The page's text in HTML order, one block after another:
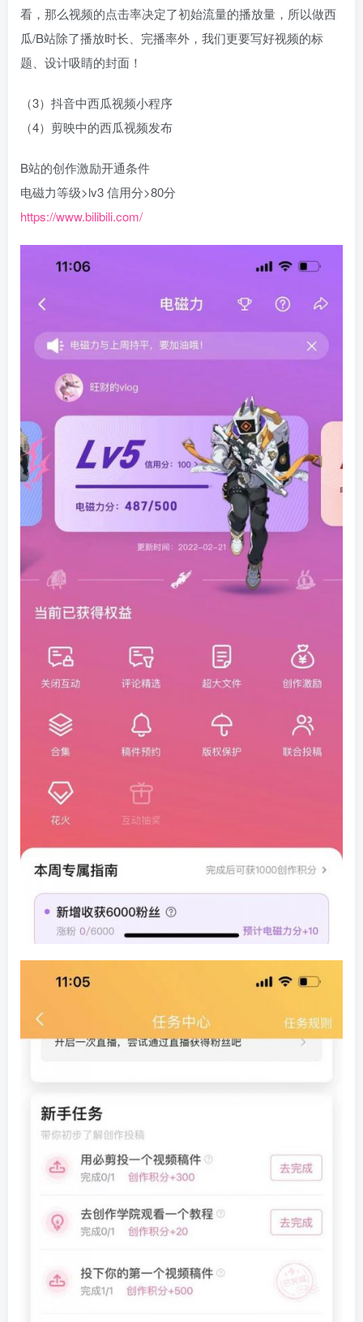
看，那么视频的点击率决定了初始流量的播放量，所以做西
瓜/B站除了播放时长、完播率外，我们更要写好视频的标
题、设计吸睛的封面！
（3）抖音中西瓜视频小程序​
（4）剪映中的西瓜视频发布​
B站的创作激励开通条件​
电磁力等级>lv3 信用分>80分 ​
https://www.bilibili.com/